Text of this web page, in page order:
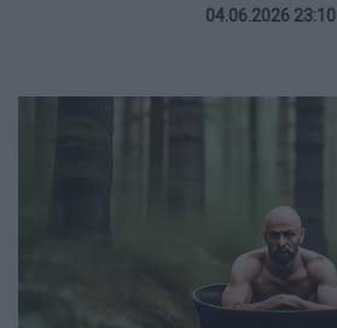
04.06.2026 23:10